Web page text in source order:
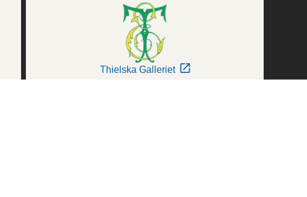
Thielska Galleriet